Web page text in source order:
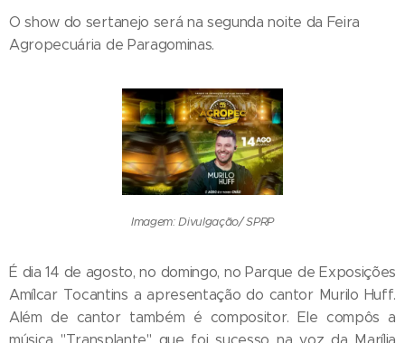
O show do sertanejo será na segunda noite da Feira
Agropecuária de Paragominas.
Imagem: Divulgação/ SPRP
É dia 14 de agosto, no domingo, no Parque de Exposições
Amílcar Tocantins a apresentação do cantor Murilo Huff.
Além de cantor também é compositor. Ele compôs a